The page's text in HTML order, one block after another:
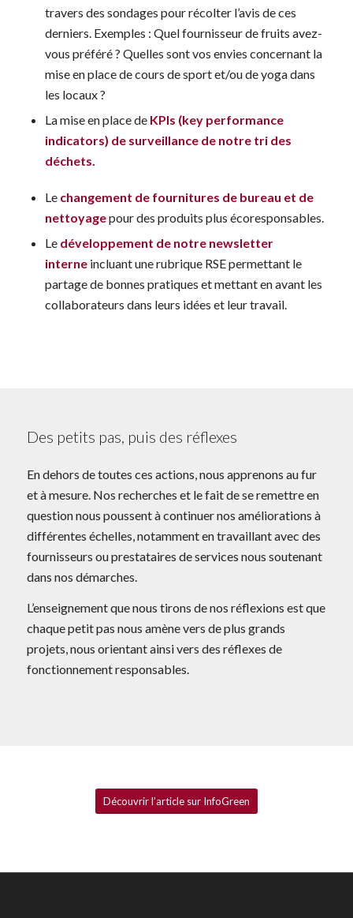
travers des sondages pour récolter l’avis de ces
derniers. Exemples : Quel fournisseur de fruits avez-
vous préféré ? Quelles sont vos envies concernant la
mise en place de cours de sport et/ou de yoga dans
les locaux ?
La mise en place de KPIs (key performance
indicators) de surveillance de notre tri des
déchets.
Le changement de fournitures de bureau et de
nettoyagepour des produits plus écoresponsables.
Le développement de notre newsletter
interneincluant une rubrique RSE permettant le
partage de bonnes pratiques et mettant en avant les
collaborateurs dans leurs idées et leur travail.
Des petits pas, puis des réflexes
En dehors de toutes ces actions, nous apprenons au fur
et à mesure. Nos recherches et le fait de se remettre en
question nous poussent à continuer nos améliorations à
différentes échelles, notamment en travaillant avec des
fournisseurs ou prestataires de services nous soutenant
dans nos démarches.
L’enseignement que nous tirons de nos réflexions est que
chaque petit pas nous amène vers de plus grands
projets, nous orientant ainsi vers des réflexes de
fonctionnement responsables.
Découvrir l’article sur InfoGreen